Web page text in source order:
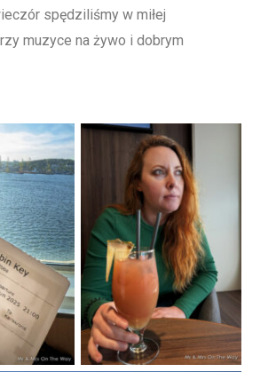
spędziliśmy w miłej
muzyce na żywo i dobrym